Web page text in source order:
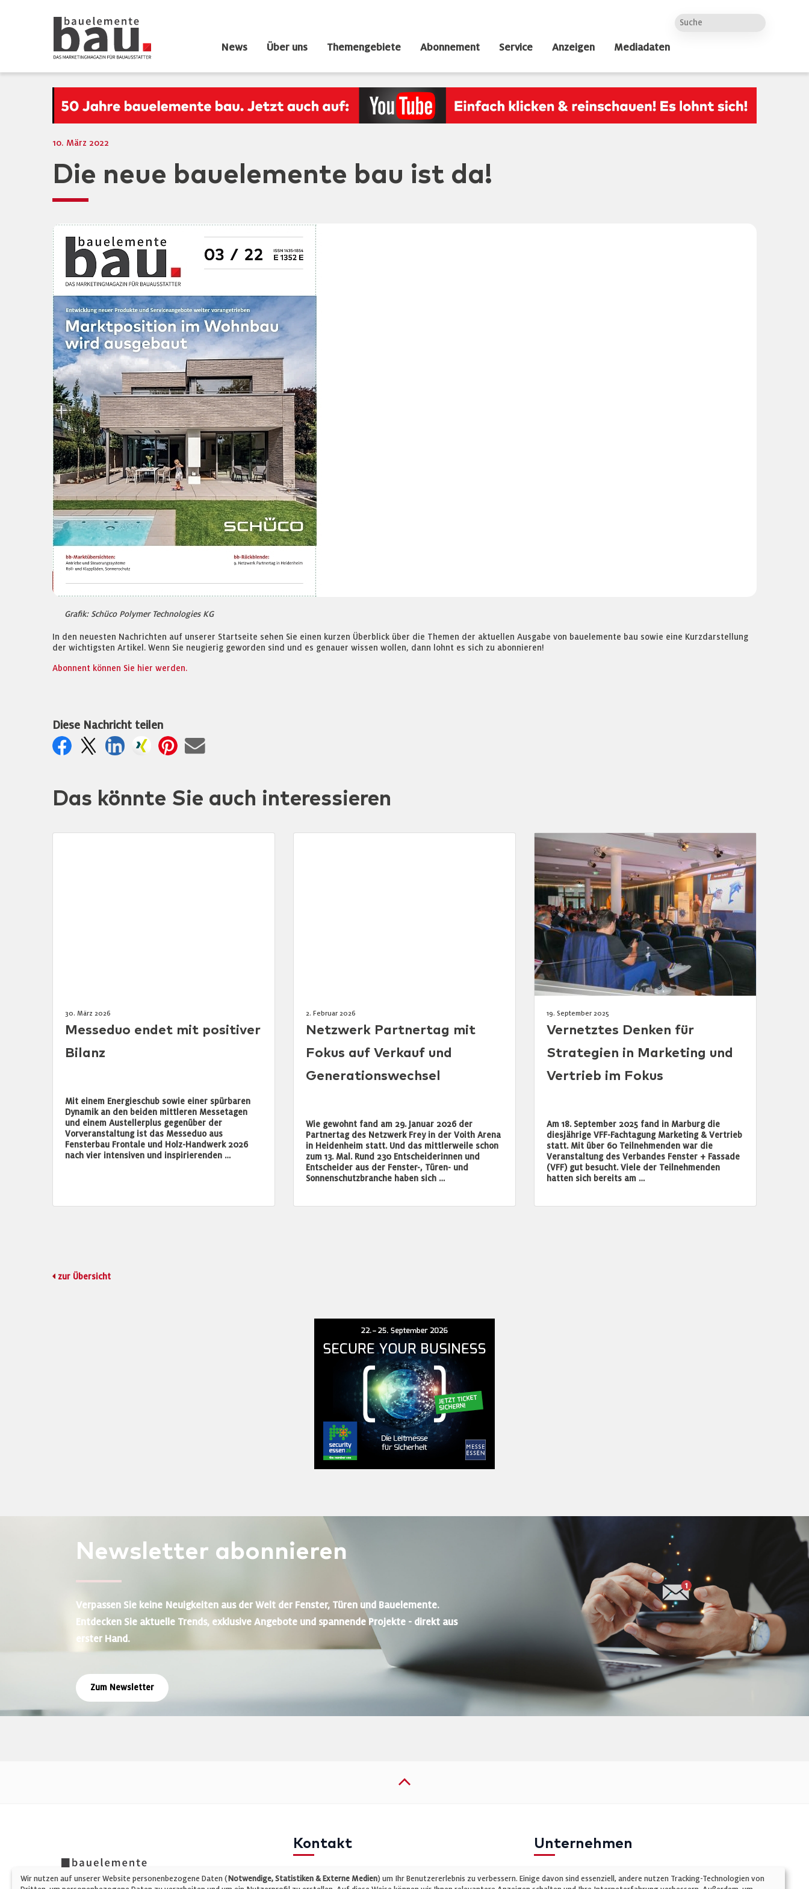
News Über uns Themengebiete Abonnement Service Anzeigen Mediadaten
10. März 2022
Die neue bauelemente bau ist da!
Grafik: Schüco Polymer Technologies KG
In den neuesten Nachrichten auf unserer Startseite sehen Sie einen kurzen Überblick über die Themen der aktuellen Ausgabe von bauelemente bau sowie eine Kurzdarstellung
der wichtigsten Artikel. Wenn Sie neugierig geworden sind und es genauer wissen wollen, dann lohnt es sich zu abonnieren!
Abonnent können Sie hier werden.
Diese Nachricht teilen
Das könnte Sie auch interessieren
30. März 2026
Messeduo endet mit positiver
Bilanz
Mit einem Energieschub sowie einer spürbaren
Dynamik an den beiden mittleren Messetagen
und einem Austellerplus gegenüber der
Vorveranstaltung ist das Messeduo aus
Fensterbau Frontale und Holz-Handwerk 2026
nach vier intensiven und inspirierenden …
2. Februar 2026
Netzwerk Partnertag mit
Fokus auf Verkauf und
Generationswechsel
Wie gewohnt fand am 29. Januar 2026 der
Partnertag des Netzwerk Frey in der Voith Arena
in Heidenheim statt. Und das mittlerweile schon
zum 13. Mal. Rund 230 Entscheiderinnen und
Entscheider aus der Fenster-, Türen- und
Sonnenschutzbranche haben sich …
19. September 2025
Vernetztes Denken für
Strategien in Marketing und
Vertrieb im Fokus
Am 18. September 2025 fand in Marburg die
diesjährige VFF-Fachtagung Marketing & Vertrieb
statt. Mit über 60 Teilnehmenden war die
Veranstaltung des Verbandes Fenster + Fassade
(VFF) gut besucht. Viele der Teilnehmenden
hatten sich bereits am …
zur Übersicht
Newsletter abonnieren
Verpassen Sie keine Neuigkeiten aus der Welt der Fenster, Türen und Bauelemente.
Entdecken Sie aktuelle Trends, exklusive Angebote und spannende Projekte - direkt aus
erster Hand.
Zum Newsletter
Kontakt
E-Mail:info@bauelemente-bau.eu
Unternehmen
Wir nutzen auf unserer Website personenbezogene Daten (Notwendige, Statistiken & Externe Medien) um Ihr Benutzererlebnis zu verbessern. Einige davon sind essenziell, andere nutzen Tracking-Technologien von